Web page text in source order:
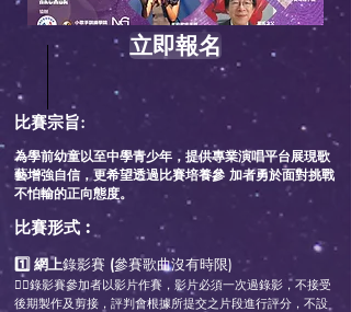
立即報名
比賽宗旨:
為學前幼童以至中學青少年，提供專業演唱平台展現歌
藝增強自信，更希望透過比賽培養參 加者勇於面對挑戰
不怕輸的正向態度。
比賽形式︰
1️⃣ 網上錄影賽 (參賽歌曲沒有時限)
👉🏻錄影賽參加者以影片作賽，影片必須一次過錄影，不接受
後期製作及剪接，評判會根據所提交之片段進行評分，不設